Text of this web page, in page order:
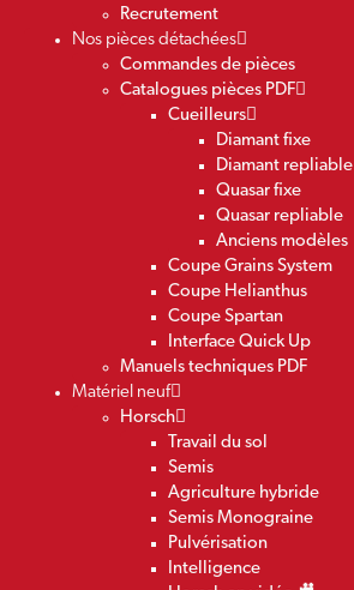
Recrutement
Nos pièces détachées
Commandes de pièces
Catalogues pièces PDF
Cueilleurs
Diamant fixe
Diamant repliable
Quasar fixe
Quasar repliable
Anciens modèles
Coupe Grains System
Coupe Helianthus
Coupe Spartan
Interface Quick Up
Manuels techniques PDF
Matériel neuf
Horsch
Travail du sol
Semis
Agriculture hybride
Semis Monograine
Pulvérisation
Intelligence